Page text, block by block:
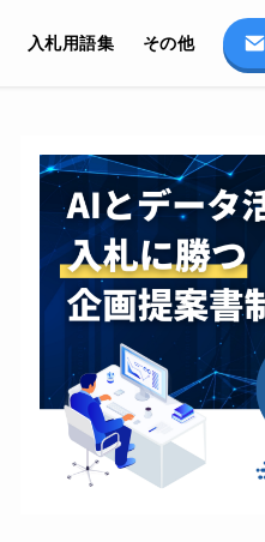
入札用語集 その他